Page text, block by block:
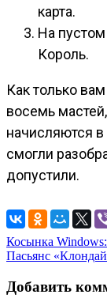
карта.
На
Король.
Как только
восемь
начисляются в
смогли
допустили.
Навигация
по
записям
Косынка Windows:
Пасьянс
Добавить